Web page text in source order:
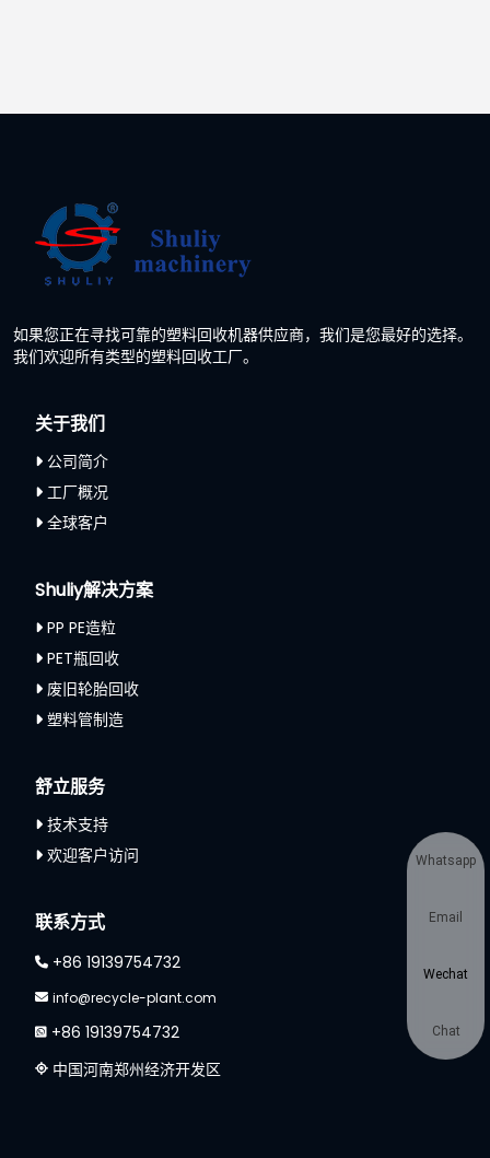
如果您正在寻找可靠的塑料回收机器供应商，我们是您最好的选择。
我们欢迎所有类型的塑料回收工厂。
关于我们
公司简介
工厂概况
全球客户
Shuliy解决方案
PP PE造粒
PET瓶回收
废旧轮胎回收
塑料管制造
舒立服务
技术支持
欢迎客户访问
联系方式
+86 19139754732
info@recycle-plant.com
+86 19139754732
中国河南郑州经济开发区
Whatsapp
Email
Wechat
Chat